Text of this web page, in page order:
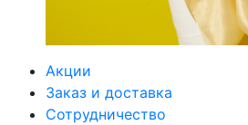
Акции
Заказ и доставка
Сотрудничество